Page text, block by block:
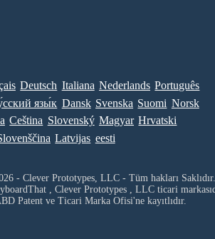
Deutsch Italiana Nederlands Português
язы́к Dansk Svenska Suomi Norsk
Ceština Slovenský Magyar Hrvatski
Latvijas eesti
- Clever Prototypes, LLC - Tüm hakları Saklıdır.
, Clever Prototypes , LLCticari
Patent ve Ticari Marka Ofisi'ne kayıtlıdır.